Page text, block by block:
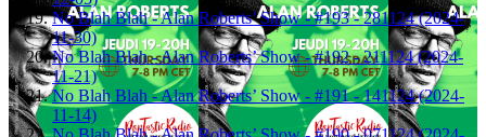
No Blah Blah - Alan Roberts’ Show - #193 - 281124 (2024-
11-30)
No Blah Blah - Alan Roberts’ Show - #192 - 211124 (2024-
11-21)
No Blah Blah - Alan Roberts’ Show - #191 - 141124 (2024-
11-14)